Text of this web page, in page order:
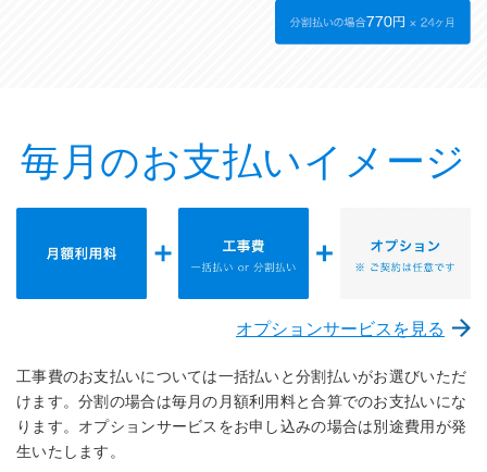
毎月のお支払いイメージ
オプションサービスを見る
工事費のお支払いについては一括払いと分割払いがお選びいただ
けます。分割の場合は毎月の月額利用料と合算でのお支払いにな
ります。 オプションサービスをお申し込みの場合は別途費用が発
生いたします。